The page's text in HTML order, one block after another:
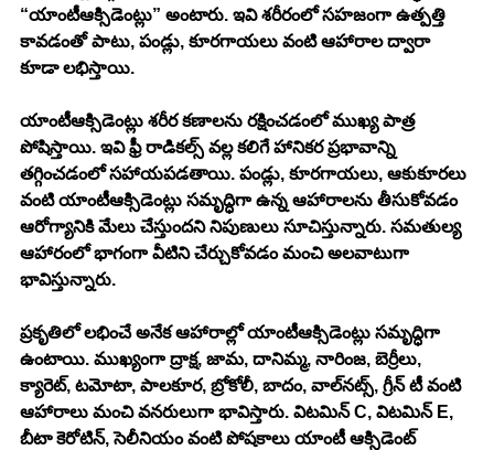
“యాంటీఆక్సిడెంట్లు” అంటారు. ఇవి శరీరంలో సహజంగా ఉత్పత్తి
కావడంతో పాటు, పండ్లు, కూరగాయలు వంటి ఆహారాల ద్వారా
కూడా లభిస్తాయి.
యాంటీఆక్సిడెంట్లు శరీర కణాలను రక్షించడంలో ముఖ్య పాత్ర
పోషిస్తాయి. ఇవి ఫ్రీ రాడికల్స్ వల్ల కలిగే హానికర ప్రభావాన్ని
తగ్గించడంలో సహాయపడతాయి. పండ్లు, కూరగాయలు, ఆకుకూరలు
వంటి యాంటీఆక్సిడెంట్లు సమృద్ధిగా ఉన్న ఆహారాలను తీసుకోవడం
ఆరోగ్యానికి మేలు చేస్తుందని నిపుణులు సూచిస్తున్నారు. సమతుల్య
ఆహారంలో భాగంగా వీటిని చేర్చుకోవడం మంచి అలవాటుగా
భావిస్తున్నారు.
ప్రకృతిలో లభించే అనేక ఆహారాల్లో యాంటీఆక్సిడెంట్లు సమృద్ధిగా
ఉంటాయి. ముఖ్యంగా ద్రాక్ష, జామ, దానిమ్మ, నారింజ, బెర్రీలు,
క్యారెట్, టమోటా, పాలకూర, బ్రోకోలీ, బాదం, వాల్‌నట్స్, గ్రీన్ టీ వంటి
ఆహారాలు మంచి వనరులుగా భావిస్తారు. విటమిన్ C, విటమిన్ E,
బీటా కెరోటిన్, సెలీనియం వంటి పోషకాలు యాంటీ ఆక్సిడెంట్